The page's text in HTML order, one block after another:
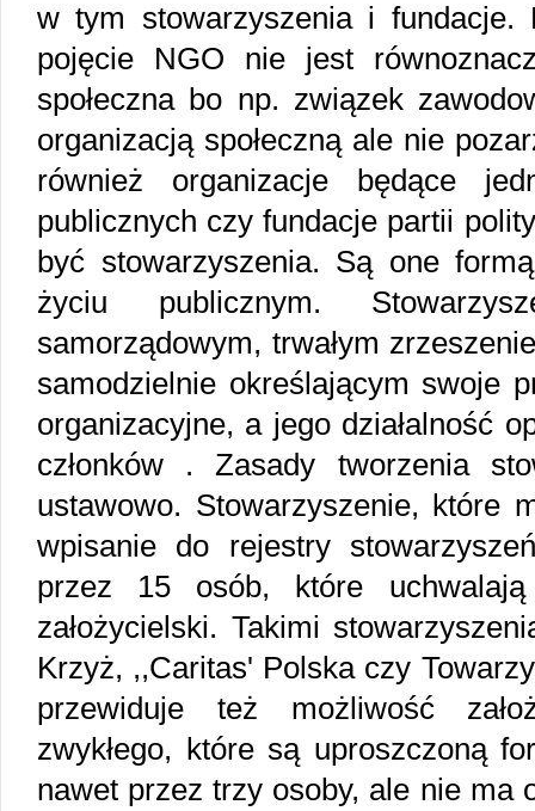
w tym stowarzyszenia i fundacje.
pojęcie NGO nie jest
społeczna bo np. związek
organizacją społeczną ale nie
również organizacje będące
publicznych czy fundacje partii
być stowarzyszenia. Są one
życiu publicznym.
samorządowym, trwałym
samodzielnie określającym swoje
organizacyjne, a jego działalność
członków . Zasady tworzenia
ustawowo. Stowarzyszenie, które
wpisanie do rejestry
przez 15 osób, które
założycielski. Takimi
Krzyż, ,,Caritas' Polska czy
przewiduje też możliwość
zwykłego, które są uproszczoną
nawet przez trzy osoby, ale nie ma